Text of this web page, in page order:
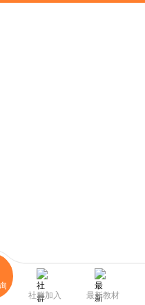
社群加入
最新教材